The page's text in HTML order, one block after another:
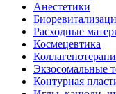
Анестетики
Расходные
Космецевтика
Экзосомальные
Контурная